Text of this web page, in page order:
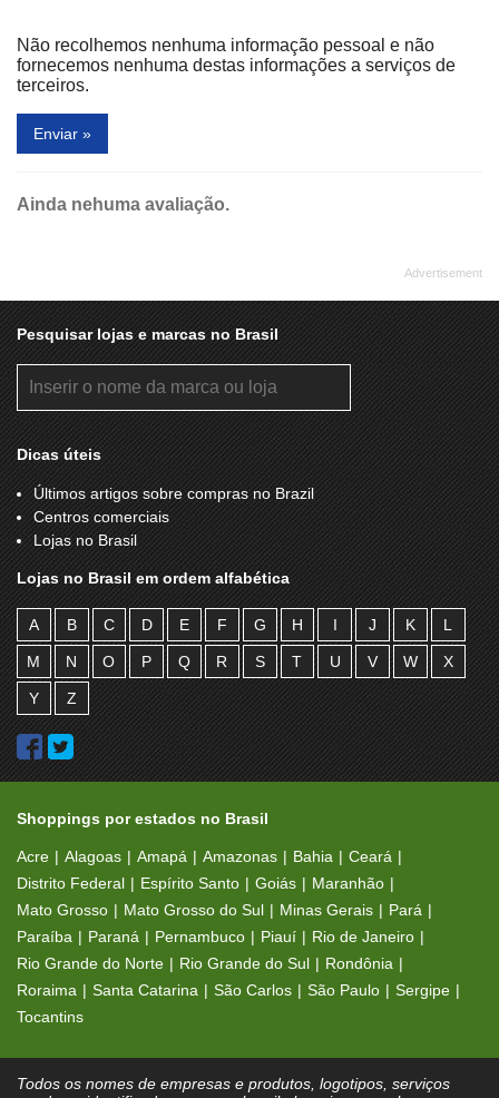
Não recolhemos nenhuma informação pessoal e não
fornecemos nenhuma destas informações a serviços de
terceiros.
Enviar »
Ainda nehuma avaliação.
Pesquisar lojas e marcas no Brasil
Dicas úteis
Últimos artigos sobre compras no Brazil
Centros comerciais
Lojas no Brasil
Lojas no Brasil em ordem alfabética
A B C D E F G H I J K L
M N O P Q R S T U V W X
Y Z
Shoppings por estados no Brasil
Acre Alagoas Amapá Amazonas Bahia
Ceará
Distrito Federal
Espírito Santo Goiás
Maranhão
Mato Grosso
Mato Grosso do Sul Minas Gerais
Pará
Paraíba
Paraná Pernambuco Piauí
Rio de Janeiro
Rio Grande do Norte
Rio Grande do Sul
Rondônia
Roraima
Santa Catarina São Carlos São Paulo
Sergipe
Tocantins
Todos os nomes de empresas e produtos, logotipos, serviços